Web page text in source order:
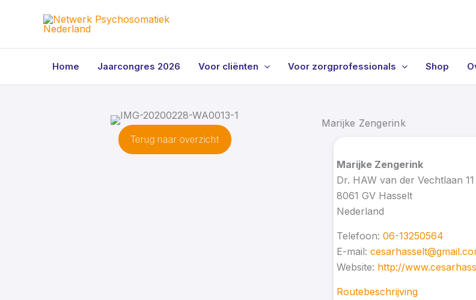
Home Jaarcongres 2026 Voor cliënten Voor zorgprofessionals Shop
Terug naar overzicht
Marijke Zengerink
Marijke Zengerink
Dr. HAW van der Vechtlaan 11
8061 GV Hasselt
Nederland
Telefoon: 06-13250564
E-mail:
Website: http://
Routebeschrijving